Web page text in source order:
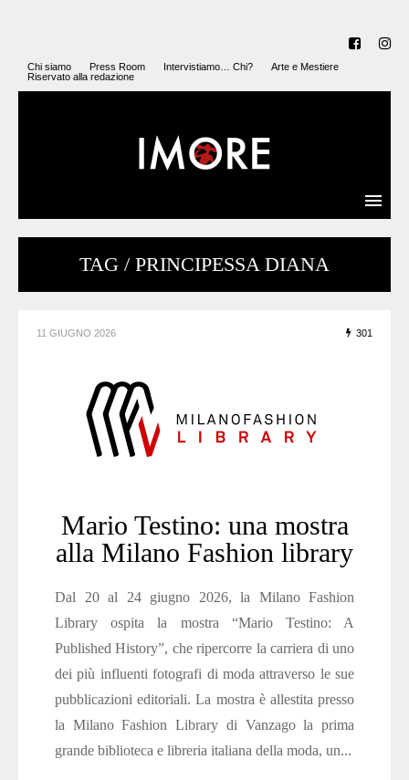
Chi siamo Press Room Intervistiamo… Chi?
Arte e Mestiere
Riservato alla redazione
TAG / PRINCIPESSA DIANA
11 GIUGNO 2026 301
Mario Testino: una mostra
alla Milano Fashion library
Dal 20 al 24 giugno 2026, la Milano Fashion
Library ospita la mostra “Mario Testino: A
Published History”, che ripercorre la carriera di uno
dei più influenti fotografi di moda attraverso le sue
pubblicazioni editoriali. La mostra è allestita presso
la Milano Fashion Library di Vanzago la prima
grande biblioteca e libreria italiana della moda, un...